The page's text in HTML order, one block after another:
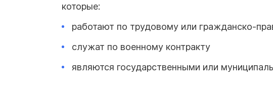
которые:
работают по трудовому или гражданско-
служат по военному контракту
являются государственными или